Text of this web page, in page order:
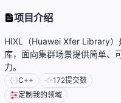
项目介绍
HIXL（Huawei Xfer Library
库，面向集群场景提供简单、
力。
C++ 172提交数
定制我的领域